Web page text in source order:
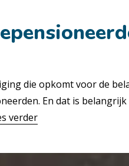
die opkomt voor de
En dat is
verder